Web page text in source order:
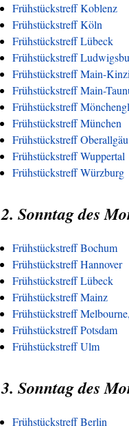
Frühstückstreff Koblenz
Frühstückstreff Köln
Frühstückstreff Lübeck
Frühstückstreff
Frühstückstreff Main-
Frühstückstreff Main-
Frühstückstreff
Frühstückstreff München
Frühstückstreff Oberallgäu
Frühstückstreff Wuppertal
Frühstückstreff Würzburg
2. Sonntag des
Frühstückstreff Bochum
Frühstückstreff Hannover
Frühstückstreff Lübeck
Frühstückstreff Mainz
Frühstückstreff
Frühstückstreff Potsdam
Frühstückstreff Ulm
3. Sonntag des
Frühstückstreff Berlin